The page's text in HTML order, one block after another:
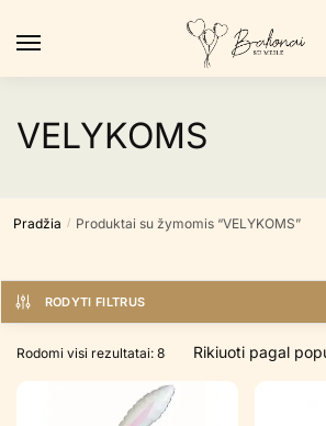
VELYKOMS
Pradžia / Produktai su žymomis “VELYKOMS”
RODYTI FILTRUS
Rodomi visi rezultatai: 8Rūšiuojama
populiarumą